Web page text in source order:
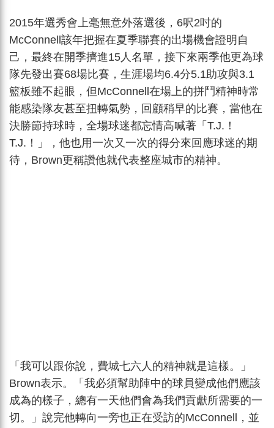
2015年選秀會上毫無意外落選後，6呎2吋的
McConnell該年把握在夏季聯賽的出場機會證明自
己，最終在開季擠進15人名單，接下來兩季他更為球
隊先發出賽68場比賽，生涯場均6.4分5.1助攻與3.1
籃板雖不起眼，但McConnell在場上的拼鬥精神時常
能感染隊友甚至扭轉氣勢，回顧稍早的比賽，當他在
決勝節持球時，全場球迷都忘情高喊著「T.J.！
T.J.！」，他也用一次又一次的得分來回應球迷的期
待，Brown更稱讚他就代表整座城市的精神。
「我可以跟你說，費城七六人的精神就是這樣。」
Brown表示。「我必須幫助陣中的球員變成他們應該
成為的樣子，總有一天他們會為我們貢獻所需要的一
切。」說完他轉向一旁也正在受訪的McConnell，並